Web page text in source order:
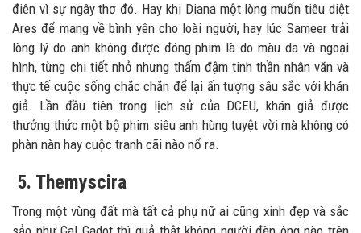
điên vì sự ngây thơ đó. Hay khi Diana một lòng muốn tiêu diệt
Ares để mang về bình yên cho loài người, hay lúc Sameer trải
lòng lý do anh không được đóng phim là do màu da và ngoại
hình, từng chi tiết nhỏ nhưng thấm đậm tinh thần nhân văn và
thực tế cuộc sống chắc chắn để lại ấn tượng sâu sắc với khán
giả. Lần đầu tiên trong lịch sử của DCEU, khán giả được
thưởng thức một bộ phim siêu anh hùng tuyệt vời mà không có
phàn nàn hay cuộc tranh cãi nào nổ ra.
5. Themyscira
Trong một vùng đất mà tất cả phụ nữ ai cũng xinh đẹp và sắc